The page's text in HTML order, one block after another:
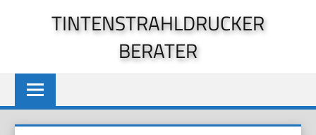
TINTENSTRAHLDRUCKER
BERATER